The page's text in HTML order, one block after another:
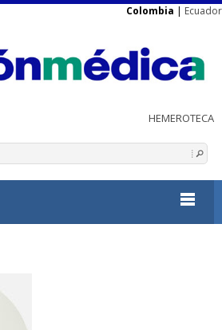
Colombia | Ecuador